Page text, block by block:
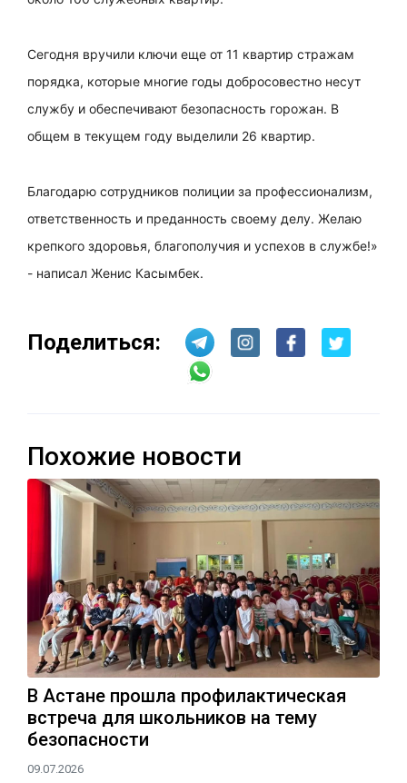
Сегодня вручили ключи еще от 11 квартир стражам
порядка, которые многие годы добросовестно несут
службу и обеспечивают безопасность горожан. В
общем в текущем году выделили 26 квартир.
Благодарю сотрудников полиции за профессионализм,
ответственность и преданность своему делу. Желаю
крепкого здоровья, благополучия и успехов в службе!»
- написал Женис Касымбек.
Поделиться:
Похожие новости
В Астане прошла профилактическая
встреча для школьников на тему
безопасности
09.07.2026